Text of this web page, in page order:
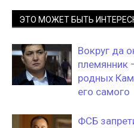
ЭТО МОЖЕТ БЫТЬ
Вокруг да
племянник
родных
его самого
ФСБ